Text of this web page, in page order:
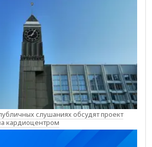
слушаниях обсудят проект
кардиоцентром